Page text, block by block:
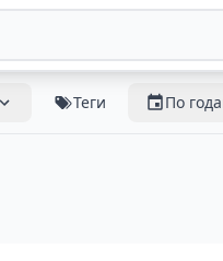
Теги По